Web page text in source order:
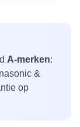
A-merken:
&
op